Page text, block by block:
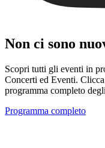
Non ci sono
Scopri tutti gli eventi in
Concerti ed Eventi.
programma completo
Programma completo